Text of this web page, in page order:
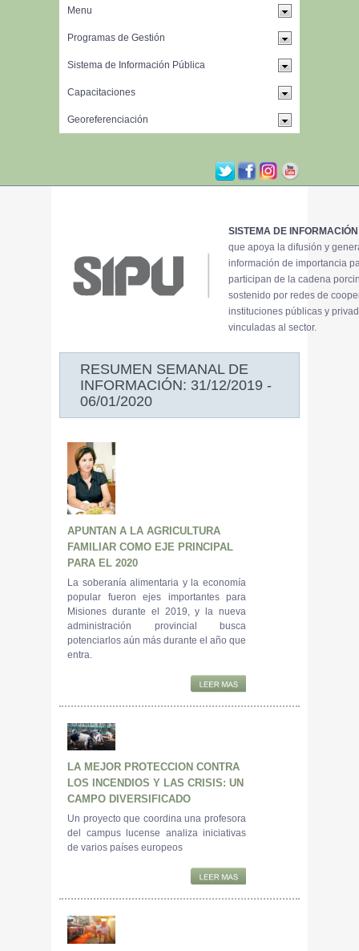
SISTEMA DE
que apoya la difusión y
información de importancia
participan de la cadena
sostenido por redes de
instituciones públicas y
vinculadas al sector.
RESUMEN SEMANAL DE
INFORMACIÓN: 31/12/2019 -
06/01/2020
APUNTAN A LA AGRICULTURA
FAMILIAR COMO EJE PRINCIPAL
PARA EL 2020
La soberanía alimentaria y la economía
popular fueron ejes importantes para
Misiones durante el 2019, y la nueva
administración provincial busca
potenciarlos aún más durante el año que
entra.
LA MEJOR PROTECCION CONTRA
LOS INCENDIOS Y LAS CRISIS: UN
CAMPO DIVERSIFICADO
Un proyecto que coordina una profesora
del campus lucense analiza iniciativas
de varios países europeos